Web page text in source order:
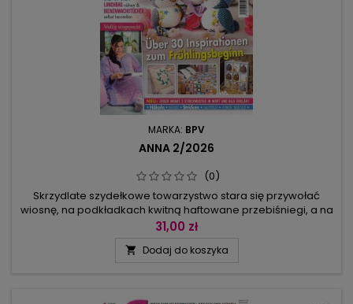
MARKA: BPV
ANNA 2/2026
(0)
Skrzydlate szydełkowe towarzystwo stara się przywołać
wiosnę, na podkładkach kwitną haftowane przebiśniegi, a na
owalnych zawieszkach widzimy wiosenne kwiaty zrobione w
ozdób są też kwiaty w doniczkach z włóczki chenille i
31,00 zł
 Dodaj do koszyka